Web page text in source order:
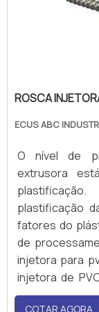
ROSCA
ECUS ABC
O nível de
extrusora
plastificação
fatores do
de
injetora para
injetora de
partes,
COTAR AGORA